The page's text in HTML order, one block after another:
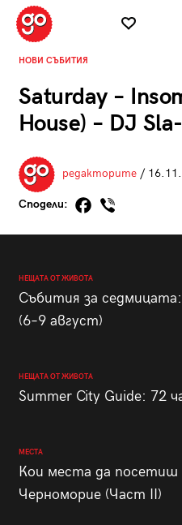
НОВИ СЪБИТИЯ
Saturday –
House) – DJ
редакторите/
Сподели:
НЕЩАТА ОТ ЖИВОТА
Събития за
(6–9 август)
НЕЩАТА ОТ ЖИВОТА
Summer City Guide: 72
МЕСТА
Кои места да
Черноморие (Част II)